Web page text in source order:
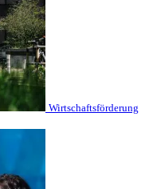
Wirtschaftsförderung